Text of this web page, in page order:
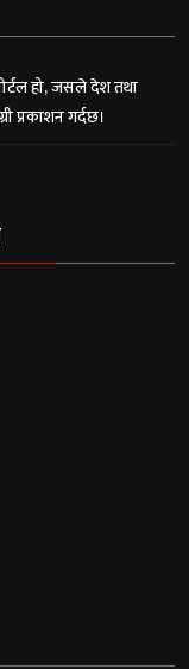
हो, जसले देश तथा
प्रकाशन गर्दछ।